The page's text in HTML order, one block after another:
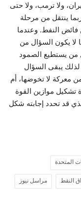
ولا ترمب، ولا حتى
ينتقل من مرحلة
النفط. وعندما
لا يكون السؤال من
من يستطيع الصمود
لذلك يبقى السؤال
معركة لا تخوضها، أم
موازين القوة
قد تحدد إجابته شكل
المتحدة
النقط
مراسل نيوز